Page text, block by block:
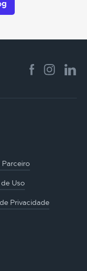
Parceiro
Uso
Privacidade